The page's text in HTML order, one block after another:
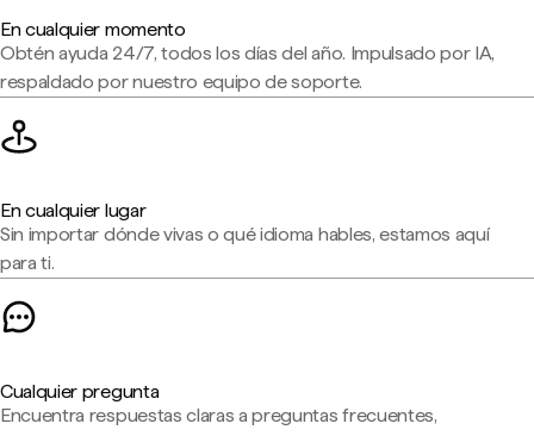
En cualquier momento
Obtén ayuda 24/7, todos los días del año. Impulsado por IA,
respaldado por nuestro equipo de soporte.
En cualquier lugar
Sin importar dónde vivas o qué idioma hables, estamos aquí
para ti.
Cualquier pregunta
Encuentra respuestas claras a preguntas frecuentes,